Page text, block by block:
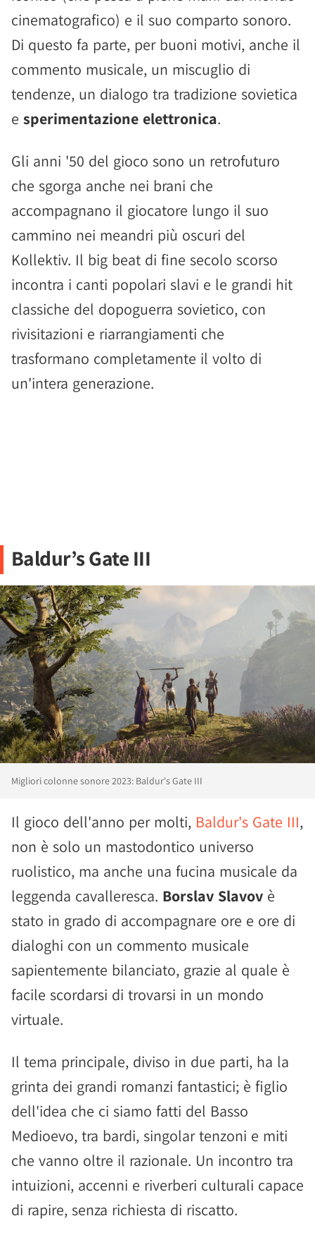
cinematografico) e il suo comparto sonoro.
Di questo fa parte, per buoni motivi, anche il
commento musicale, un miscuglio di
tendenze, un dialogo tra tradizione sovietica
e sperimentazione elettronica.
Gli anni '50 del gioco sono un retrofuturo
che sgorga anche nei brani che
accompagnano il giocatore lungo il suo
cammino nei meandri più oscuri del
Kollektiv. Il big beat di fine secolo scorso
incontra i canti popolari slavi e le grandi hit
classiche del dopoguerra sovietico, con
rivisitazioni e riarrangiamenti che
trasformano completamente il volto di
un'intera generazione.
Baldur’s Gate III
Migliori colonne sonore 2023: Baldur's Gate III
Il gioco dell'anno per molti, Baldur's Gate III,
non è solo un mastodontico universo
ruolistico, ma anche una fucina musicale da
leggenda cavalleresca. Borslav Slavov è
stato in grado di accompagnare ore e ore di
dialoghi con un commento musicale
sapientemente bilanciato, grazie al quale è
facile scordarsi di trovarsi in un mondo
virtuale.
Il tema principale, diviso in due parti, ha la
grinta dei grandi romanzi fantastici; è figlio
dell'idea che ci siamo fatti del Basso
Medioevo, tra bardi, singolar tenzoni e miti
che vanno oltre il razionale. Un incontro tra
intuizioni, accenni e riverberi culturali capace
di rapire, senza richiesta di riscatto.